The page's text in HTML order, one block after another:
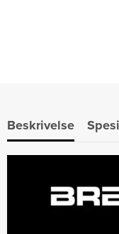
Beskrivelse